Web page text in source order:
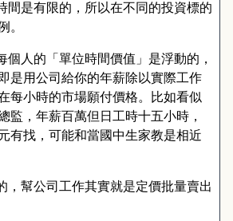
間是有限的 ， 所以在不同的投資標的
。
個人的 「 單位時間價值 」 是浮動的 ，
是用公司給你的年薪除以實際工作
每小時的市場願付價格。
比如看似
監 ， 年薪百萬但日工時十五小時 ，
有找 ， 可能和當國中生家教是相近
， 幫公司工作其實就是定價批量賣出